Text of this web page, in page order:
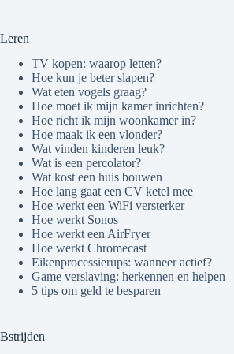
Leren
TV kopen: waarop letten?
Hoe kun je beter slapen?
Wat eten vogels graag?
Hoe moet ik mijn kamer inrichten?
Hoe richt ik mijn woonkamer in?
Hoe maak ik een vlonder?
Wat vinden kinderen leuk?
Wat is een percolator?
Wat kost een huis bouwen
Hoe lang gaat een CV ketel mee
Hoe werkt een WiFi versterker
Hoe werkt Sonos
Hoe werkt een AirFryer
Hoe werkt Chromecast
Eikenprocessierups: wanneer actief?
Game verslaving: herkennen en helpen
5 tips om geld te besparen
Bstrijden